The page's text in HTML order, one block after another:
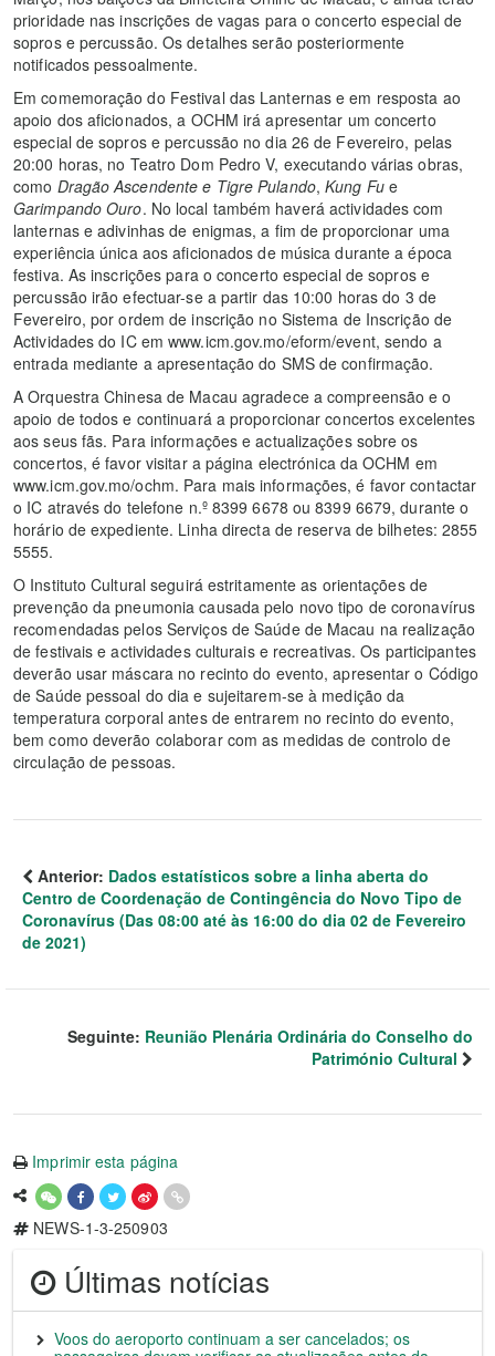
prioridade nas inscrições de vagas para o concerto especial de
sopros e percussão. Os detalhes serão posteriormente
notificados pessoalmente.
Em comemoração do Festival das Lanternas e em resposta ao
apoio dos aficionados, a OCHM irá apresentar um concerto
especial de sopros e percussão no dia 26 de Fevereiro, pelas
20:00 horas, no Teatro Dom Pedro V, executando várias obras,
como Dragão Ascendente e Tigre Pulando,Kung Fue
Garimpando Ouro. No local também haverá actividades com
lanternas e adivinhas de enigmas, a fim de proporcionar uma
experiência única aos aficionados de música durante a época
festiva. As inscrições para o concerto especial de sopros e
percussão irão efectuar-se a partir das 10:00 horas do 3 de
Fevereiro, por ordem de inscrição no Sistema de Inscrição de
Actividades do IC em www.icm.gov.mo/eform/event, sendo a
entrada mediante a apresentação do SMS de confirmação.
A Orquestra Chinesa de Macau agradece a compreensão e o
apoio de todos e continuará a proporcionar concertos excelentes
aos seus fãs. Para informações e actualizações sobre os
concertos, é favor visitar a página electrónica da OCHM em
www.icm.gov.mo/ochm. Para mais informações, é favor contactar
o IC através do telefone n.º 8399 6678 ou 8399 6679, durante o
horário de expediente. Linha directa de reserva de bilhetes: 2855
5555.
O Instituto Cultural seguirá estritamente as orientações de
prevenção da pneumonia causada pelo novo tipo de coronavírus
recomendadas pelos Serviços de Saúde de Macau na realização
de festivais e actividades culturais e recreativas. Os participantes
deverão usar máscara no recinto do evento, apresentar o Código
de Saúde pessoal do dia e sujeitarem-se à medição da
temperatura corporal antes de entrarem no recinto do evento,
bem como deverão colaborar com as medidas de controlo de
circulação de pessoas.
Anterior: Dados estatísticos sobre a linha aberta do
Centro de Coordenação de Contingência do Novo Tipo de
Coronavírus (Das 08:00 até às 16:00 do dia 02 de Fevereiro
de 2021)
Seguinte: Reunião Plenária Ordinária do Conselho do
Património Cultural
Imprimir esta página
NEWS-1-3-250903
Últimas notícias
Voos do aeroporto continuam a ser cancelados; os